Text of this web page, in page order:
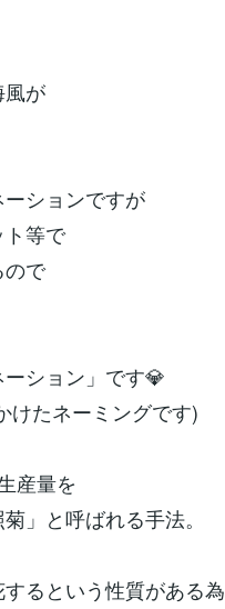
が
ションですが
等で
で
ション」です💎
けたネーミングです)
産量を
」と呼ばれる手法。
るという性質がある為